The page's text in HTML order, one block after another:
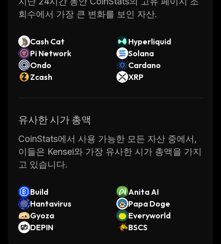
회수에서 가장 큰 변화를 보인 자산.
Cash Cat
Hyperliquid
Pi Network
Solana
Ondo
Cardano
Zcash
XRP
유사한 시가 총액
CoinStats에서 사용 가능한 모든 자산 중에서,
이들은 Kensei와 가장 유사한 시가 총액을 가지
고 있습니다.
Build
Anita AI
Hantavirus
Papa Doge
Gyoza
Everyworld
DEPIN
BSCS